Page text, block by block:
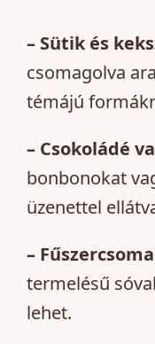
– Sütik és
csomagolva
témájú
– Csokoládé
bonbonokat
üzenettel
–
termelésű
lehet.